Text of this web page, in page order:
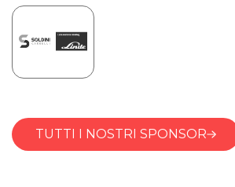
TUTTI I NOSTRI SPONSOR